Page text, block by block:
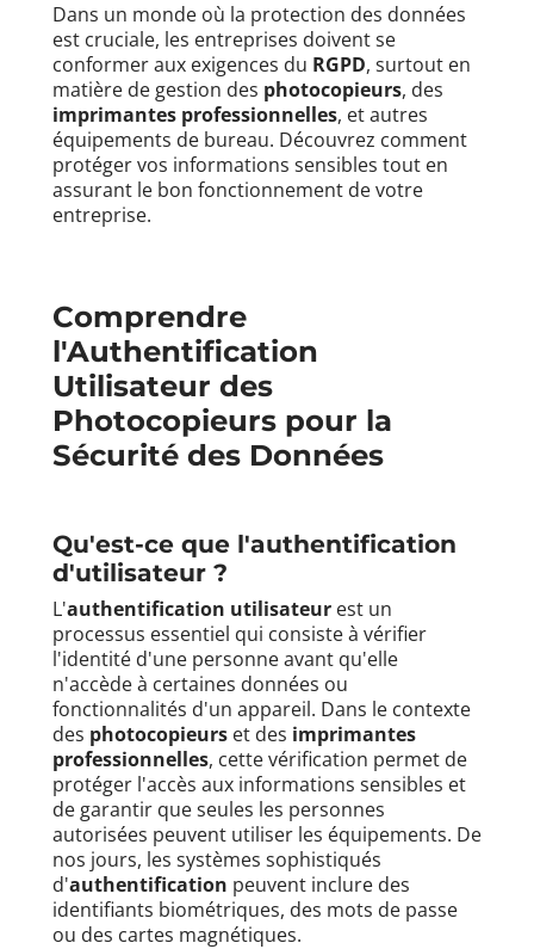
Dans un monde où la protection des données
est cruciale, les entreprises doivent se
conformer aux exigences du RGPD, surtout en
matière de gestion des photocopieurs, des
imprimantes professionnelles, et autres
équipements de bureau. Découvrez comment
protéger vos informations sensibles tout en
assurant le bon fonctionnement de votre
entreprise.
Comprendre
l'Authentification
Utilisateur des
Photocopieurs pour la
Sécurité des Données
Qu'est-ce que l'authentification
d'utilisateur ?
L'authentification utilisateur est un
processus essentiel qui consiste à vérifier
l'identité d'une personne avant qu'elle
n'accède à certaines données ou
fonctionnalités d'un appareil. Dans le contexte
des photocopieurs et des imprimantes
professionnelles, cette vérification permet de
protéger l'accès aux informations sensibles et
de garantir que seules les personnes
autorisées peuvent utiliser les équipements. De
nos jours, les systèmes sophistiqués
d'authentification peuvent inclure des
identifiants biométriques, des mots de passe
ou des cartes magnétiques.